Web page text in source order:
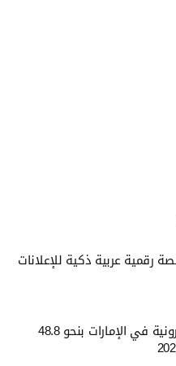
رقمية عربية ذكية للإعلانات
نمو التجارة الإلكترونية في الإمارات بنحو 48.8